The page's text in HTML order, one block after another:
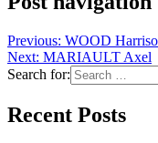
Previous: WOOD
Next: MARIAULT Axel
Search for:
Recent Posts